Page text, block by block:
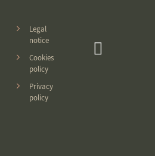
Legal
notice
Cookies
policy
Privacy
policy